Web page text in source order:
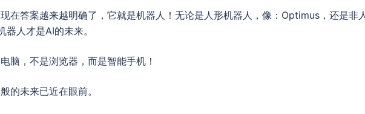
在答案越来越明确了，它就是机器人！无论是人形机器人，像：Optimus，还是非
人才是AI的未来。
脑，不是浏览器，而是智能手机！
的未来已近在眼前。